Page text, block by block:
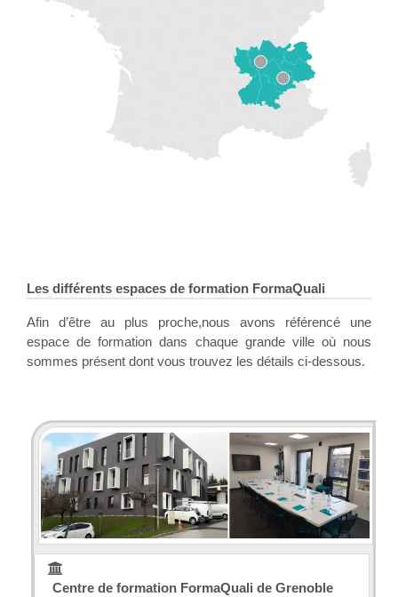
Les différents espaces de formation FormaQuali
Afin d’être au plus proche,nous avons référencé une
espace de formation dans chaque grande ville où nous
sommes présent dont vous trouvez les détails ci-dessous.
Centre de formation FormaQuali de Grenoble